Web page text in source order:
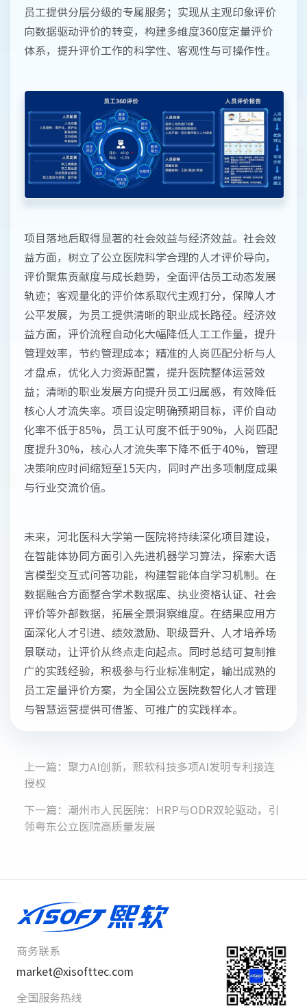
员工提供分层分级的专属服务；实现从主观印象评价
向数据驱动评价的转变，构建多维度360度定量评价
体系，提升评价工作的科学性、客观性与可操作性。
项目落地后取得显著的社会效益与经济效益。社会效
益方面，树立了公立医院科学合理的人才评价导向，
评价聚焦贡献度与成长趋势，全面评估员工动态发展
轨迹；客观量化的评价体系取代主观打分，保障人才
公平发展，为员工提供清晰的职业成长路径。经济效
益方面，评价流程自动化大幅降低人工工作量，提升
管理效率，节约管理成本；精准的人岗匹配分析与人
才盘点，优化人力资源配置，提升医院整体运营效
益；清晰的职业发展方向提升员工归属感，有效降低
核心人才流失率。项目设定明确预期目标，评价自动
化率不低于85%，员工认可度不低于90%，人岗匹配
度提升30%，核心人才流失率下降不低于40%，管理
决策响应时间缩短至15天内，同时产出多项制度成果
与行业交流价值。
未来，河北医科大学第一医院将持续深化项目建设，
在智能体协同方面引入先进机器学习算法，探索大语
言模型交互式问答功能，构建智能体自学习机制。在
数据融合方面整合学术数据库、执业资格认证、社会
评价等外部数据，拓展全景洞察维度。在结果应用方
面深化人才引进、绩效激励、职级晋升、人才培养场
景联动，让评价从终点走向起点。同时总结可复制推
广的实践经验，积极参与行业标准制定，输出成熟的
员工定量评价方案，为全国公立医院数智化人才管理
与智慧运营提供可借鉴、可推广的实践样本。
上一篇：聚力AI创新，熙软科技多项AI发明专利接连
授权
下一篇：潮州市人民医院：HRP与ODR双轮驱动，引
领粤东公立医院高质量发展
商务联系
market@xisofttec.com
全国服务热线